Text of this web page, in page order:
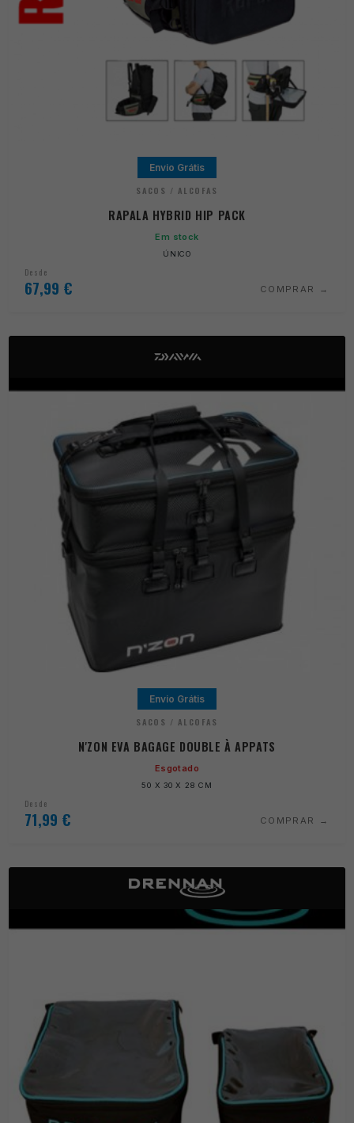
Envio Grátis
SACOS / ALCOFAS
RAPALA HYBRID HIP PACK
Em stock
ÚNICO
Desde
67,99 € COMPRAR
Envio Grátis
SACOS / ALCOFAS
N'ZON EVA BAGAGE DOUBLE À APPATS
Esgotado
50 X 30 X 28 CM
Desde
71,99 € COMPRAR